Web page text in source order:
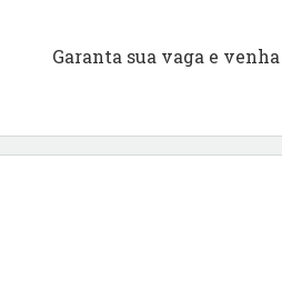
Garanta sua vaga e